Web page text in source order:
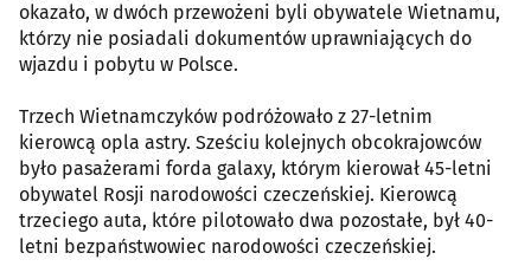
okazało, w dwóch przewożeni byli obywatele Wietnamu,
którzy nie posiadali dokumentów uprawniających do
wjazdu i pobytu w Polsce.
Trzech Wietnamczyków podróżowało z 27-letnim
kierowcą opla astry. Sześciu kolejnych obcokrajowców
było pasażerami forda galaxy, którym kierował 45-letni
obywatel Rosji narodowości czeczeńskiej. Kierowcą
trzeciego auta, które pilotowało dwa pozostałe, był 40-
letni bezpaństwowiec narodowości czeczeńskiej.